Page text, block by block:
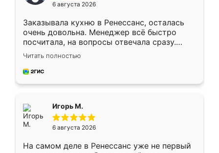
6 августа 2026
Заказывала кухню в Ренессанс, осталась
очень довольна. Менеджер всё быстро
посчитала, на вопросы отвечала сразу.
Замерщик приехал в субботу, подошёл к
делу со всей ответственностью. Собрали
за день, ребята работали аккуратно, даже
Читать полностью
Игорь М.
6 августа 2026
На самом деле в Ренессанс уже не первый